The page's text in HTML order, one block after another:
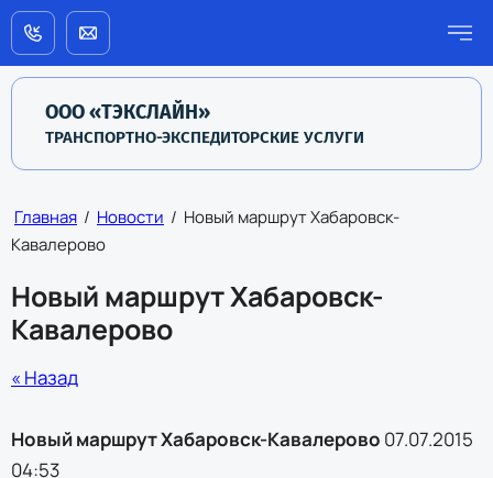
ООО «ТЭКСЛАЙН»
ТРАНСПОРТНО-ЭКСПЕДИТОРСКИЕ УСЛУГИ
Главная / Новости / Новый маршрут Хабаровск-
Кавалерово
Новый маршрут Хабаровск-
Кавалерово
« Назад
Новый маршрут Хабаровск-Кавалерово 07.07.2015
04:53